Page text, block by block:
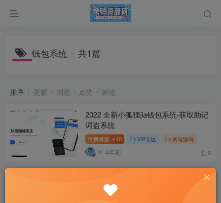
钱包系统 共1篇
排序 更新 浏览 点赞 评论
2022 全新小狐狸jia钱包系统-获取助记
词盗系统
付费资源 ￥ 10 VIP专区 网站源码
4年前 0